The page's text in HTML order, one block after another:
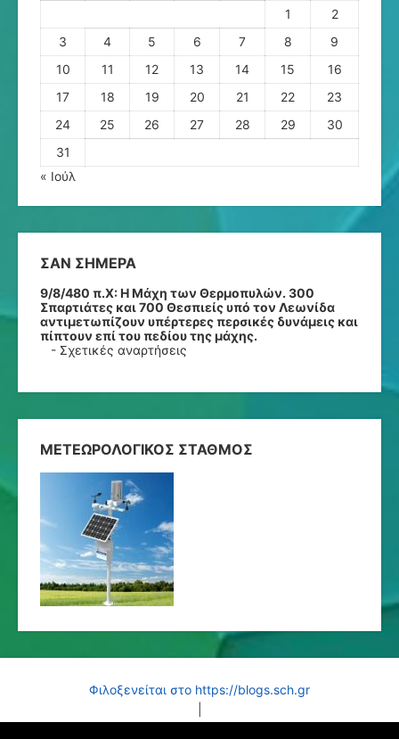
1
2
3
4 5 6 7 8
9
10
11 12 13 14 15
16
17
18 19 20 21 22
23
24
25 26 27 28 29
30
31
« Ιούλ
ΣΑΝ ΣΉΜΕΡΑ
9/8/480 π.Χ:Η Μάχη των Θερμοπυλών. 300
Σπαρτιάτες και 700 Θεσπιείς υπό τον Λεωνίδα
αντιμετωπίζουν υπέρτερες περσικές δυνάμεις και
πίπτουν επί του πεδίου της μάχης.
- Σχετικές αναρτήσεις
ΜΕΤΕΩΡΟΛΟΓΙΚΟΣ ΣΤΑΘΜΟΣ
Φιλοξενείται στο https://blogs.sch.gr